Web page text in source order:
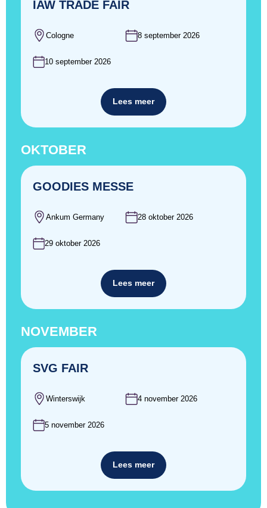
IAW TRADE FAIR
Cologne 8 september 2026
10 september 2026
Lees meer
OKTOBER
GOODIES MESSE
Ankum Germany 28 oktober 2026
29 oktober 2026
Lees meer
NOVEMBER
SVG FAIR
Winterswijk 4 november 2026
5 november 2026
Lees meer